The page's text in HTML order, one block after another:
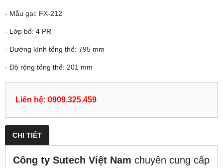
- Mẫu gai: FX-212
- Lớp bố: 4 PR
- Đường kính tổng thể: 795 mm
- Độ rộng tổng thể: 201 mm
Liên hệ: 0909.325.459
CHI TIẾT
Công ty Sutech Việt Nam chuyên cung cấp